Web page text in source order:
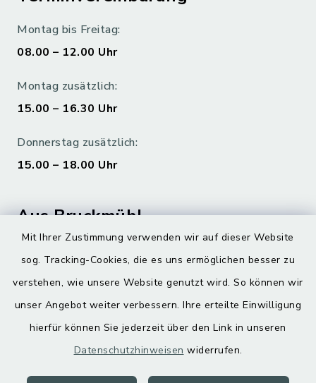
Mit Ihrer Zustimmung verwenden wir auf dieser Website
sog. Tracking-Cookies, die es uns ermöglichen besser zu
verstehen, wie unsere Website genutzt wird. So können wir
unser Angebot weiter verbessern. Ihre erteilte Einwilligung
hierfür können Sie jederzeit über den Link in unseren
Datenschutzhinweisen widerrufen.
Montag bis Freitag:
08.00 – 12.00 Uhr
Montag zusätzlich:
15.00 – 16.30 Uhr
Donnerstag zusätzlich:
15.00 – 18.00 Uhr
Aus Bruckmühl
Digitaler Ortsplan